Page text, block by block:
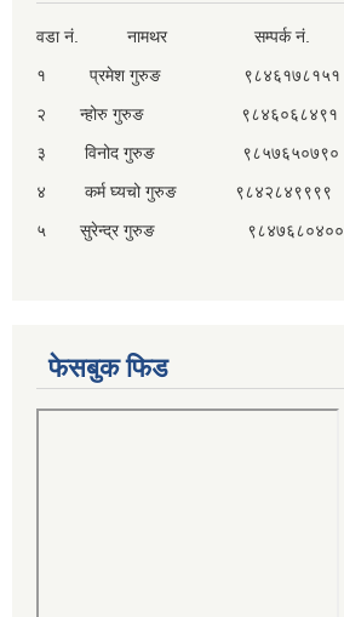
वडा नं. नामथर सम्पर्क नं.
१ प्रमेश गुरुङ ९८४६१७८१५१
२ न्होरु गुरुङ ९८४६०६८४९१
३ विनोद गुरुङ ९८५७६५०७९०
४ कर्म घ्यचो गुरुङ ९८४२८४९९९९
५ सुरेन्द्र गुरुङ ९८४७६८०४००
फेसबुक फिड